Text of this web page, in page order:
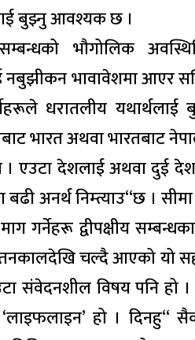
बुझ्नु आवश्यक छ ।
भौगोलिक
नबुझीकन भावावेशमा आएर
धरातलीय
भारत अथवा भारतबाट
। एउटा देशलाई अथवा दुई
अनर्थ निम्त्याउ“छ ।
गर्नेहरू द्वीपक्षीय
चल्दै आएको यो
संवेदनशील विषय पनि हो
हो । दिनहु“